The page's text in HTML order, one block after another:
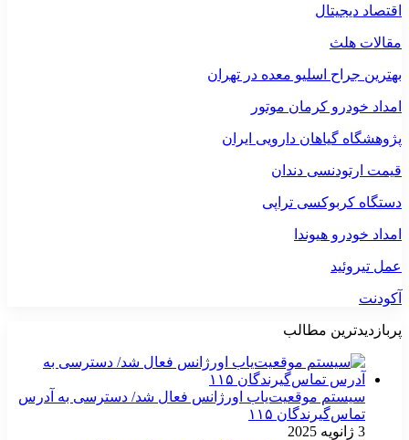
اقتصاد دیجیتال
مقالات هلث
بهترین جراح اسلیو معده در تهران
امداد خودرو کرمان موتور
پژوهشگاه گیاهان دارویی ایران
قیمت ارتودنسی دندان
دستگاه کربوکسی تراپی
امداد خودرو هیوندا
عمل تیروئید
آکودنت
پربازدیدترین مطالب
سیستم موقعیت‌یاب اورژانس فعال شد/ دسترسی به آدرس
تماس‌گیرندگان ۱۱۵
3 ژانویه 2025